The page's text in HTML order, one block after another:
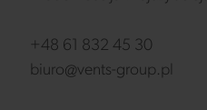
+48 61 832 45 30
biuro@vents-group.pl